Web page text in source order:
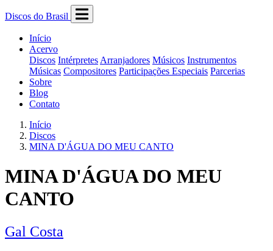
Discos do Brasil
Início
Acervo
Discos Intérpretes Arranjadores Músicos Instrumentos
Músicas Compositores Participações Especiais Parcerias
Sobre
Blog
Contato
Início
Discos
MINA D'ÁGUA DO MEU CANTO
MINA D'ÁGUA DO MEU
CANTO
Gal Costa